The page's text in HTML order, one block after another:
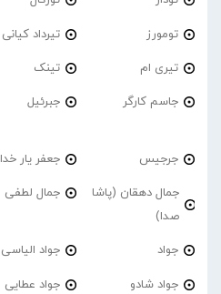
تومورز تیرداد کیانی
تیری ام تینک
جاسم کارگر جبرئیل
جرجیس جعفر یار خدا
جمال دهقان (پاشا
صدا)
جمال لطفی
جواد جواد الیاسی
جواد شادو جواد عطایی